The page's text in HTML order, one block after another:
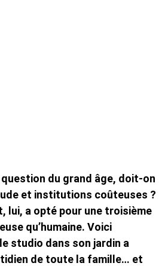
du grand âge, doit-on
et institutions coûteuses ?
lui, a opté pour une troisième
qu’humaine. Voici
studio dans son jardin a
de toute la famille… et